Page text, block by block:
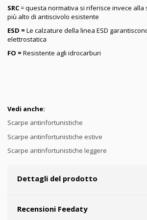
SRC= questa normativa si riferisce invece alla
più alto di antiscivolo esistente
ESD = Le calzature della linea ESD
elettrostatica
FO = Resistente agli idrocarburi
Vedi anche:
Scarpe antinfortunistiche
Scarpe antinfortunistiche estive
Scarpe antinfortunistiche leggere
Dettagli del prodotto
Recensioni Feedaty